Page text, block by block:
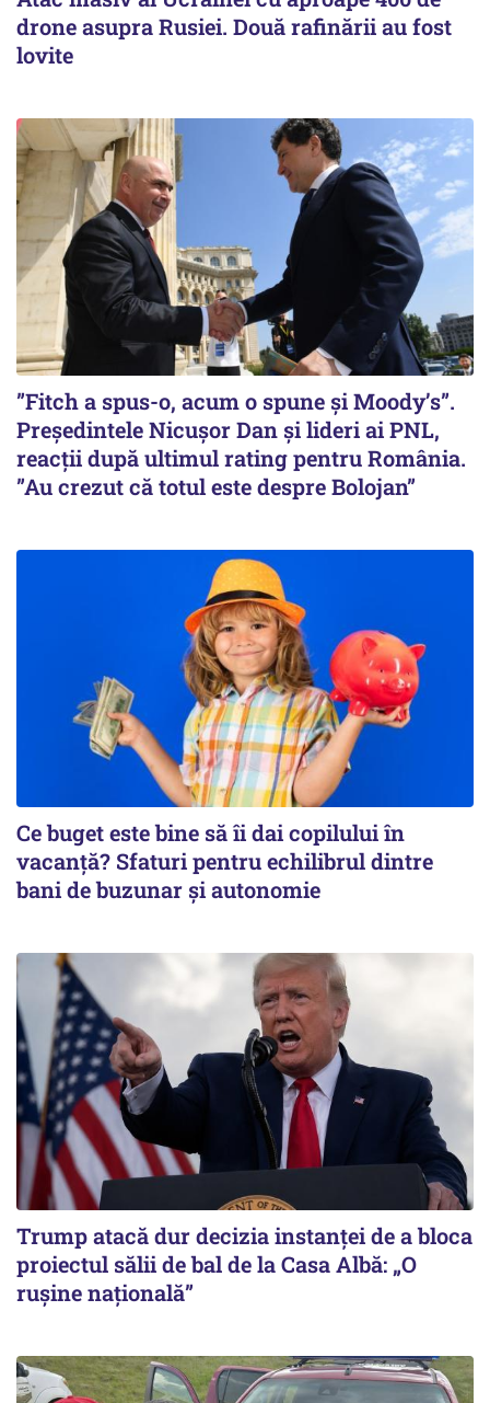
drone asupra Rusiei. Două rafinării au fost
lovite
”Fitch a spus-o, acum o spune și Moody’s”.
Președintele Nicușor Dan și lideri ai PNL,
reacții după ultimul rating pentru România.
”Au crezut că totul este despre Bolojan”
Ce buget este bine să îi dai copilului în
vacanță? Sfaturi pentru echilibrul dintre
bani de buzunar și autonomie
Trump atacă dur decizia instanţei de a bloca
proiectul sălii de bal de la Casa Albă: „O
ruşine naţională”